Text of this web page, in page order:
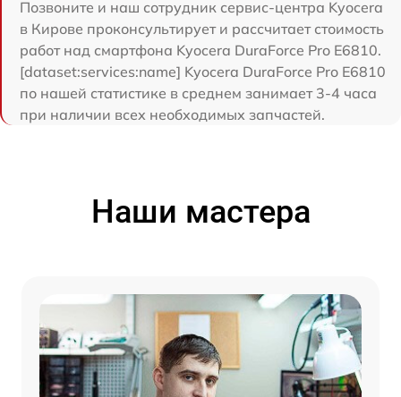
Позвоните и наш сотрудник сервис-центра Kyocera
в Кирове проконсультирует и рассчитает стоимость
работ над смартфона Kyocera DuraForce Pro E6810.
[dataset:services:name] Kyocera DuraForce Pro E6810
по нашей статистике в среднем занимает 3-4 часа
при наличии всех необходимых запчастей.
Наши мастера